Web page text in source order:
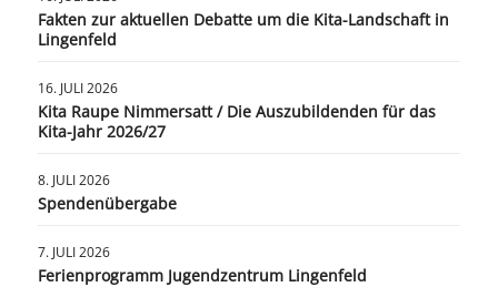
Fakten zur aktuellen Debatte um die Kita-Landschaft in
Lingenfeld
16. JULI 2026
Kita Raupe Nimmersatt / Die Auszubildenden für das
Kita-Jahr 2026/27
8. JULI 2026
Spendenübergabe
7. JULI 2026
Ferienprogramm Jugendzentrum Lingenfeld